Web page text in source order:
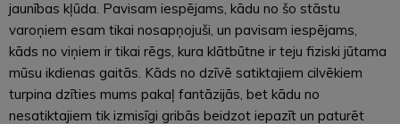
jaunības kļūda. Pavisam iespējams, kādu no šo stāstu
varoņiem esam tikai nosapņojuši, un pavisam iespējams,
kāds no viņiem ir tikai rēgs, kura klātbūtne ir teju fiziski jūtama
mūsu ikdienas gaitās. Kāds no dzīvē satiktajiem cilvēkiem
turpina dzīties mums pakaļ fantāzijās, bet kādu no
nesatiktajiem tik izmisīgi gribās beidzot iepazīt un paturēt